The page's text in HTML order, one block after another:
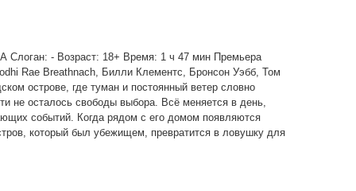
Слоган: - Возраст: 18+ Время: 1 ч 47 мин Премьера
Rae Breathnach, Билли Клементс, Бронсон Уэбб, Том
острове, где туман и постоянный ветер словно
не осталось свободы выбора. Всё меняется в день,
событий. Когда рядом с его домом появляются
который был убежищем, превратится в ловушку для